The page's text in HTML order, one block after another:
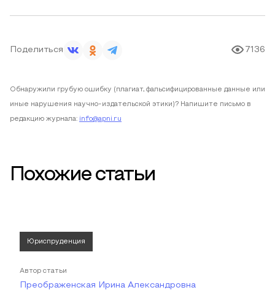
Поделиться 7136
Обнаружили грубую ошибку (плагиат, фальсифицированные данные или
иные нарушения научно-издательской этики)? Напишите письмо в
редакцию журнала: info@apni.ru
Похожие статьи
Юриспруденция
Автор статьи
Преображенская Ирина Александровна